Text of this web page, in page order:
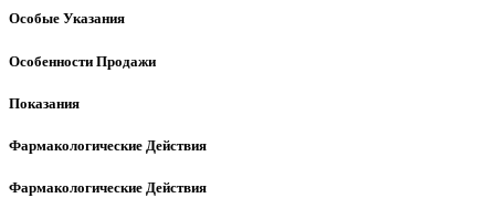
Особые Указания
Особенности Продажи
Показания
Фармакологические Действия
Фармакологические Действия